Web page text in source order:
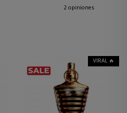
2 opiniones
VIRAL 🔥